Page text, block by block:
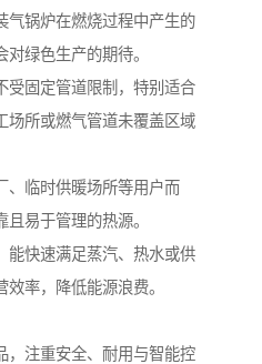
气锅炉在燃烧过程中产生的
绿色生产的期待。
受固定管道限制，特别适合
场所或燃气管道未覆盖区域
、临时供暖场所等用户而
易于管理的热源。
能快速满足蒸汽、热水或供
率，降低能源浪费。
，注重安全、耐用与智能控